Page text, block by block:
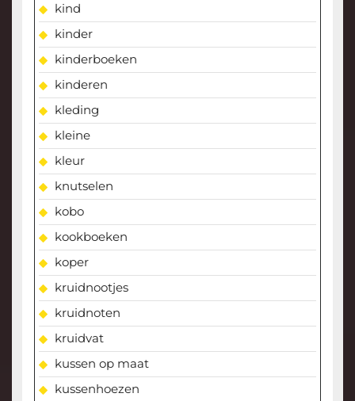
kind
kinder
kinderboeken
kinderen
kleding
kleine
kleur
knutselen
kobo
kookboeken
koper
kruidnootjes
kruidnoten
kruidvat
kussen op maat
kussenhoezen